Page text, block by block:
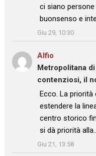
ci siano
buonsenso e
”
Giu 29, 10:30
Alfio
Metropolitana
contenziosi, il
: “
Ecco. La priorità
estendere la
centro storico
si dà priorità
”
Giu 21, 13:58